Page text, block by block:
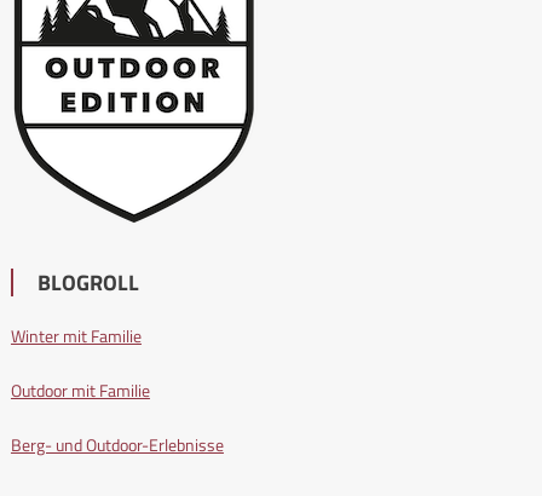
BLOGROLL
Winter mit Familie
Outdoor mit Familie
Berg- und Outdoor-Erlebnisse